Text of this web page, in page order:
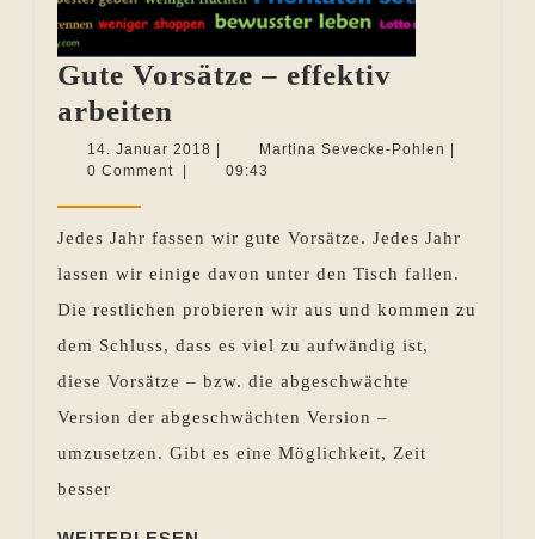
Gute Vorsätze – effektiv
arbeiten
Vorsätze
–
arbeiten
14. Januar 2018 14.
Januar
| Martina Sevecke-Pohlen Martina
|
0 Comment
| 09:43
Jedes Jahr fassen wir gute Vorsätze. Jedes Jahr
lassen wir einige davon unter den Tisch fallen.
Die restlichen probieren wir aus und kommen zu
dem Schluss, dass es viel zu aufwändig ist,
diese Vorsätze – bzw. die abgeschwächte
Version der abgeschwächten Version –
umzusetzen. Gibt es eine Möglichkeit, Zeit
besser